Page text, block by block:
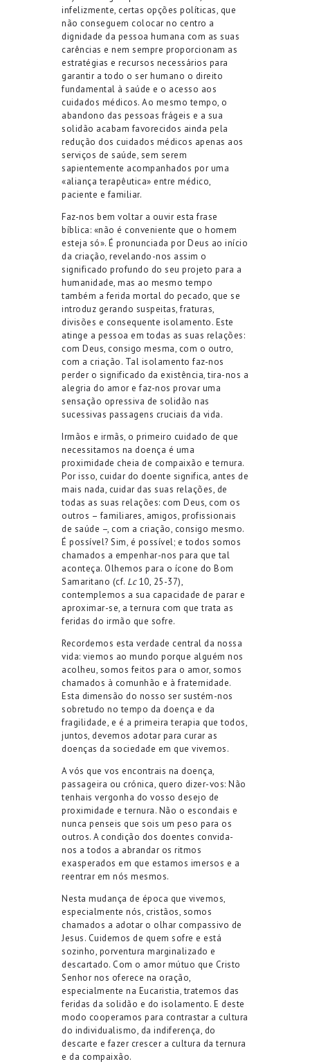
infelizmente, certas opções políticas, que
não conseguem colocar no centro a
dignidade da pessoa humana com as suas
carências e nem sempre proporcionam as
estratégias e recursos necessários para
garantir a todo o ser humano o direito
fundamental à saúde e o acesso aos
cuidados médicos. Ao mesmo tempo, o
abandono das pessoas frágeis e a sua
solidão acabam favorecidos ainda pela
redução dos cuidados médicos apenas aos
serviços de saúde, sem serem
sapientemente acompanhados por uma
«aliança terapêutica» entre médico,
paciente e familiar.
Faz-nos bem voltar a ouvir esta frase
bíblica: «não é conveniente que o homem
esteja só». É pronunciada por Deus ao início
da criação, revelando-nos assim o
significado profundo do seu projeto para a
humanidade, mas ao mesmo tempo
também a ferida mortal do pecado, que se
introduz gerando suspeitas, fraturas,
divisões e consequente isolamento. Este
atinge a pessoa em todas as suas relações:
com Deus, consigo mesma, com o outro,
com a criação. Tal isolamento faz-nos
perder o significado da existência, tira-nos a
alegria do amor e faz-nos provar uma
sensação opressiva de solidão nas
sucessivas passagens cruciais da vida.
Irmãos e irmãs, o primeiro cuidado de que
necessitamos na doença é uma
proximidade cheia de compaixão e ternura.
Por isso, cuidar do doente significa, antes de
mais nada, cuidar das suas relações, de
todas as suas relações: com Deus, com os
outros – familiares, amigos, profissionais
de saúde –, com a criação, consigo mesmo.
É possível? Sim, é possível; e todos somos
chamados a empenhar-nos para que tal
aconteça. Olhemos para o ícone do Bom
Samaritano (cf. Lc10, 25-37),
contemplemos a sua capacidade de parar e
aproximar-se, a ternura com que trata as
feridas do irmão que sofre.
Recordemos esta verdade central da nossa
vida: viemos ao mundo porque alguém nos
acolheu, somos feitos para o amor, somos
chamados à comunhão e à fraternidade.
Esta dimensão do nosso ser sustém-nos
sobretudo no tempo da doença e da
fragilidade, e é a primeira terapia que todos,
juntos, devemos adotar para curar as
doenças da sociedade em que vivemos.
A vós que vos encontrais na doença,
passageira ou crónica, quero dizer-vos: Não
tenhais vergonha do vosso desejo de
proximidade e ternura. Não o escondais e
nunca penseis que sois um peso para os
outros. A condição dos doentes convida-
nos a todos a abrandar os ritmos
exasperados em que estamos imersos e a
reentrar em nós mesmos.
Nesta mudança de época que vivemos,
especialmente nós, cristãos, somos
chamados a adotar o olhar compassivo de
Jesus. Cuidemos de quem sofre e está
sozinho, porventura marginalizado e
descartado. Com o amor mútuo que Cristo
Senhor nos oferece na oração,
especialmente na Eucaristia, tratemos das
feridas da solidão e do isolamento. E deste
modo cooperamos para contrastar a cultura
do individualismo, da indiferença, do
descarte e fazer crescer a cultura da ternura
e da compaixão.